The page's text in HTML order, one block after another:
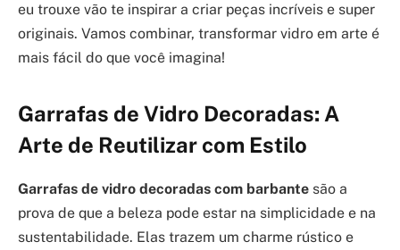
eu trouxe vão te inspirar a criar peças incríveis e super
originais. Vamos combinar, transformar vidro em arte é
mais fácil do que você imagina!
Garrafas de Vidro Decoradas: A
Arte de Reutilizar com Estilo
Garrafas de vidro decoradas com barbante são a
prova de que a beleza pode estar na simplicidade e na
sustentabilidade. Elas trazem um charme rústico e